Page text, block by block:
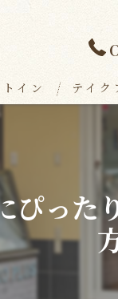
イン
メニュー
ト
ルト
ク
ィープラン
テイク
ぴった